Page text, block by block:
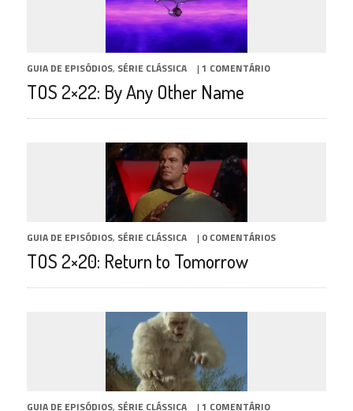
GUIA DE EPISÓDIOS, SÉRIE CLÁSSICA | 1 COMENTÁRIO
TOS 2×22: By Any Other Name
GUIA DE EPISÓDIOS, SÉRIE CLÁSSICA | 0 COMENTÁRIOS
TOS 2×20: Return to Tomorrow
GUIA DE EPISÓDIOS, SÉRIE CLÁSSICA | 1 COMENTÁRIO